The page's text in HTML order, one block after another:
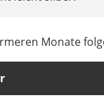
Monate